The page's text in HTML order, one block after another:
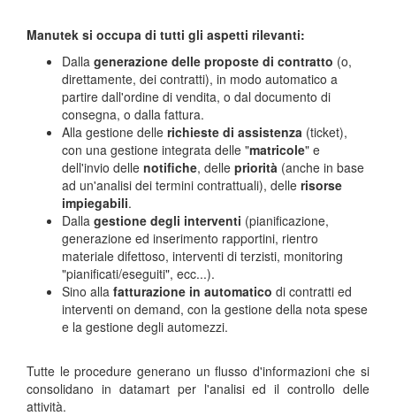
Manutek si occupa di tutti gli aspetti rilevanti:
Dalla generazione delle proposte di contratto (o,
direttamente, dei contratti), in modo automatico a
partire dall'ordine di vendita, o dal documento di
consegna, o dalla fattura.
Alla gestione delle richieste di assistenza (ticket),
con una gestione integrata delle "matricole" e
dell'invio delle notifiche, delle priorità (anche in base
ad un'analisi dei termini contrattuali), delle risorse
impiegabili.
Dalla gestione degli interventi (pianificazione,
generazione ed inserimento rapportini, rientro
materiale difettoso, interventi di terzisti, monitoring
"pianificati/eseguiti", ecc...).
Sino alla fatturazione in automatico di contratti ed
interventi on demand, con la gestione della nota spese
e la gestione degli automezzi.
Tutte le procedure generano un flusso d'informazioni che si
consolidano in datamart per l'analisi ed il controllo delle
attività.